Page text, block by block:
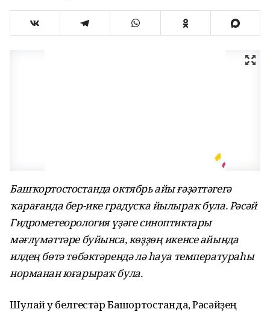
Башҡортостостанда октябрь айы ғәҙәттәгегә
ҡарағанда бер-ике градусҡа йылыраҡ була. Рәсәй
Гидрометеорология үҙәге синоптиктары
мәғлүмәттәре буйынса, көҙҙөң икенсе айында
илдең бөтә төбәктәрендә лә һауа температураһы
норманан юғарыраҡ була.
Шулай уҡ белгестәр Башҡортостанда, Рәсәйҙең